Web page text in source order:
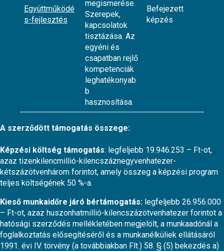
Együttműködé
s-fejlesztés
megismerése.
Szerepek,
kapcsolatok
tisztázása. Az
egyéni és
csapatban rejlő
kompetenciák
leghatékonyab
b
hasznosítása.
Befejezett
képzés
A szerződött támogatás összege:
Képzési költség támogatás: legfeljebb 19.946.253 – Ft-ot,
azaz tizenkilencmillió-kilencszáznegyvenhatezer-
kétszázötvenhárom forintot, amely összeg a képzési program
teljes költségének 50 %-a.
Kieső munkaidőre járó bértámogatás: legfeljebb 26.956.000
– Ft-ot, azaz huszonhatmillió-kilencszázötvenhatezer forintot a
hatósági szerződés mellékletében megjelölt, a munkaadónál a
foglalkoztatás elősegítéséről és a munkanélküliek ellátásáról
1991. évi IV. törvény (a továbbiakban Flt.) 58. § (5) bekezdés a)